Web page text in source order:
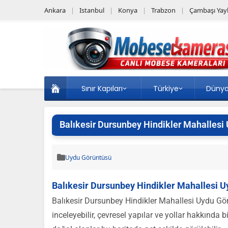
Ankara Istanbul Konya Trabzon Çambaşı
Sınır Kapıları Türkiye
Balıkesir Dursunbey Hindikler Mahallesi
Uydu Görüntüsü
Balıkesir Dursunbey Hindikler Mahallesi
Balıkesir Dursunbey Hindikler Mahallesi Uydu
inceleyebilir, çevresel yapılar ve yollar